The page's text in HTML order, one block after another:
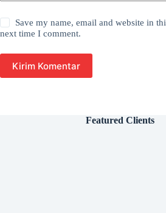
Save my name, email and website in
next time I comment.
Kirim Komentar
Featured Clients